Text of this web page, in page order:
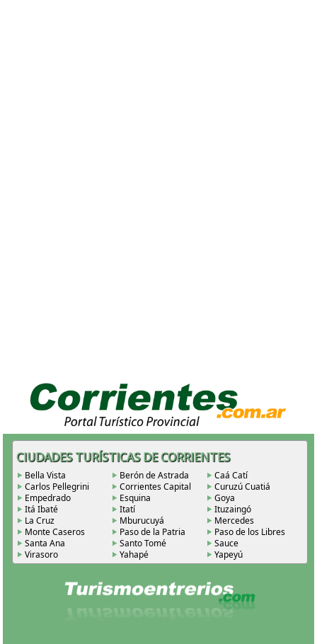
CIUDADES TURÍSTICAS DE CORRIENTES
Bella Vista Berón de Astrada
Caá Catí
Carlos Pellegrini
Corrientes Capital
Curuzú Cuatiá
Empedrado
Esquina
Goya
Itá Ibaté
Itatí
Ituzaingó
La Cruz
Mburucuyá
Mercedes
Monte Caseros
Paso de la Patria
Paso de los Libres
Santa Ana
Santo Tomé
Sauce
Virasoro
Yahapé Yapeyú